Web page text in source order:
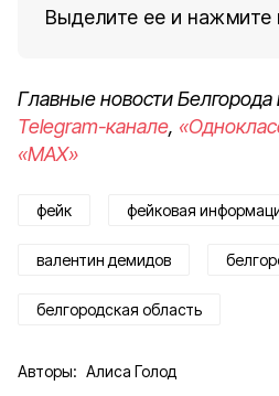
Выделите ее и нажмите
Главные новости
Telegram-канале,
«MAX»
фейк фейковая
валентин демидов
белгородская область
Авторы: Алиса Голод